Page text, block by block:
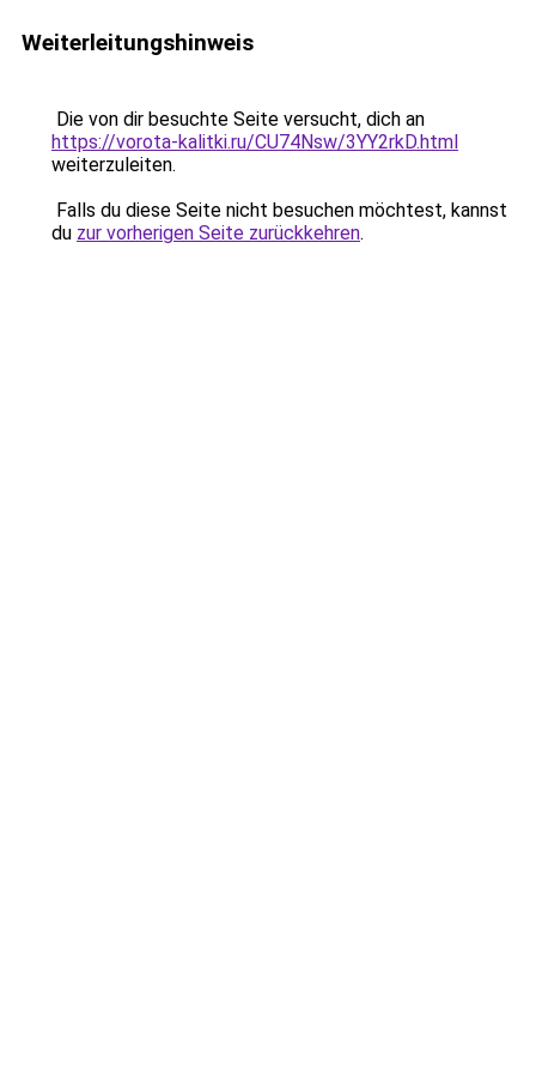
Weiterleitungshinweis
Die von dir besuchte Seite versucht, dich an
https://vorota-kalitki.ru/CU74Nsw/3YY2rkD.html
weiterzuleiten.
Falls du diese Seite nicht besuchen möchtest, kannst
du zur vorherigen Seite zurückkehren.